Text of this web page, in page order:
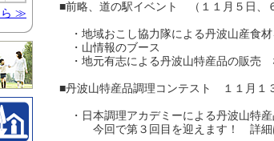
■前略、道の駅イベント （１１月５日
・地域おこし協力隊による丹波山産食
・山情報のブース
・地元有志による丹波山特産品の販売
■丹波山特産品調理コンテスト １１月
・日本調理アカデミーによる丹波山特
今回で第３回目を迎えます！ 詳細